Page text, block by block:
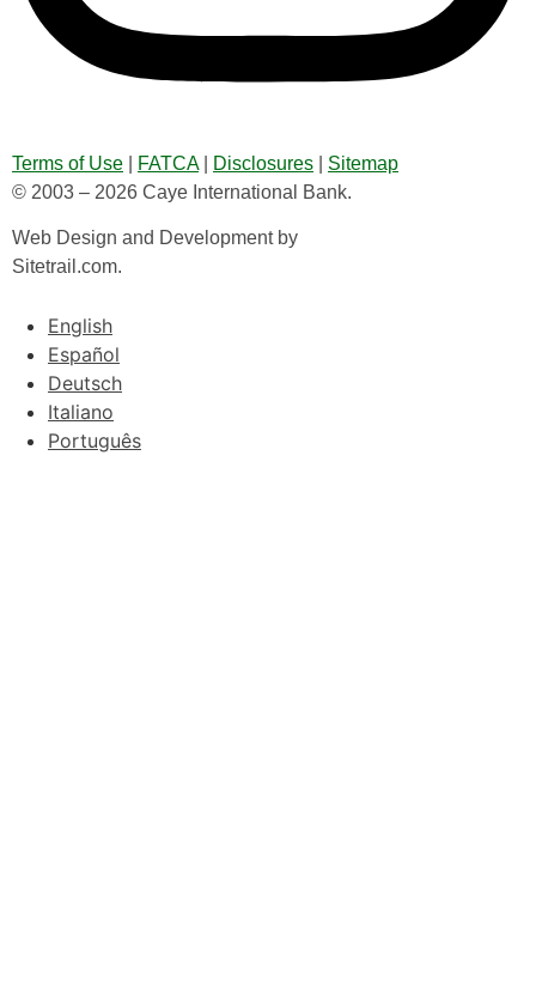
Terms of Use FATCA| Disclosures
Sitemap
© 2003 – 2026 Caye International Bank.
Web Design and Development by
Sitetrail.com.
English
Español
Deutsch
Italiano
Português